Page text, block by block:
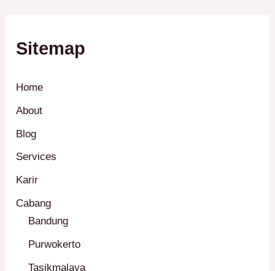
Sitemap
Home
About
Blog
Services
Karir
Cabang
Bandung
Purwokerto
Tasikmalaya